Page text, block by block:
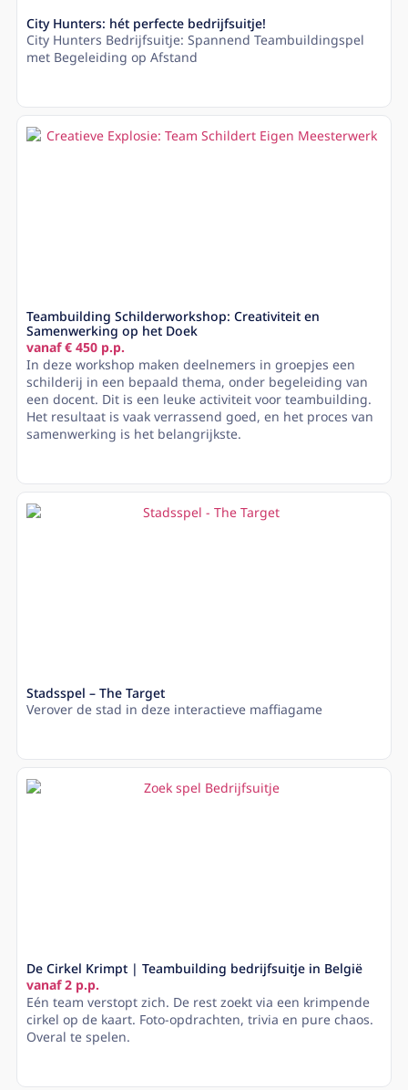
City Hunters: hét perfecte bedrijfsuitje!
City Hunters Bedrijfsuitje: Spannend Teambuildingspel
met Begeleiding op Afstand
Teambuilding Schilderworkshop: Creativiteit en
Samenwerking op het Doek
vanaf € 450 p.p.
In deze workshop maken deelnemers in groepjes een
schilderij in een bepaald thema, onder begeleiding van
een docent. Dit is een leuke activiteit voor teambuilding.
Het resultaat is vaak verrassend goed, en het proces van
samenwerking is het belangrijkste.
Stadsspel – The Target
Verover de stad in deze interactieve maffiagame
De Cirkel Krimpt | Teambuilding bedrijfsuitje in België
vanaf 2 p.p.
Eén team verstopt zich. De rest zoekt via een krimpende
cirkel op de kaart. Foto-opdrachten, trivia en pure chaos.
Overal te spelen.